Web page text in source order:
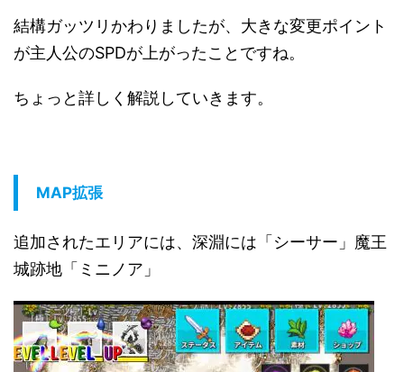
結構ガッツリかわりましたが、大きな変更ポイント
が主人公のSPDが上がったことですね。
ちょっと詳しく解説していきます。
MAP拡張
追加されたエリアには、深淵には「シーサー」魔王
城跡地「ミニノア」